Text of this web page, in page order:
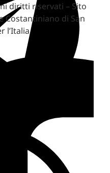
diritti riservati – Sito
Costantiniano di San
l’Italia